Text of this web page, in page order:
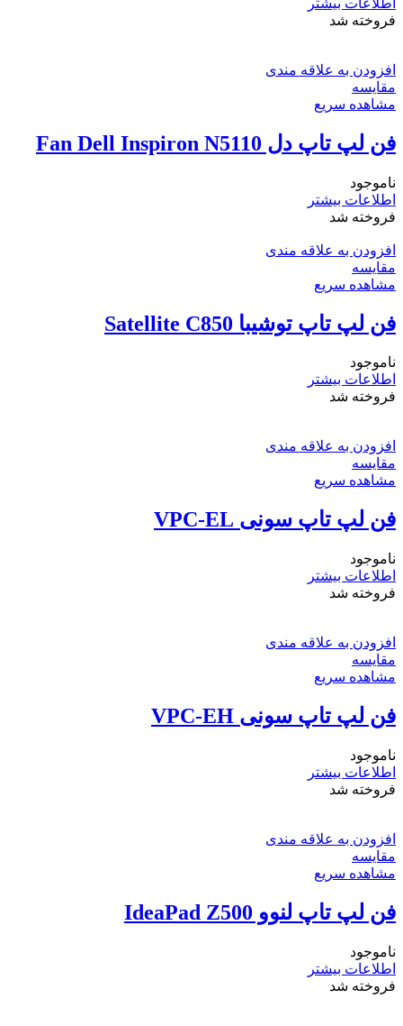
فروخته شد
افزودن به علاقه مندی
مقایسه
مشاهده سریع
فن لپ تاپ دل Fan Dell Inspiron N5110
ناموجود
اطلاعات بیشتر
فروخته شد
افزودن به علاقه مندی
مقایسه
مشاهده سریع
فن لپ تاپ توشیبا Satellite C850
ناموجود
اطلاعات بیشتر
فروخته شد
افزودن به علاقه مندی
مقایسه
مشاهده سریع
فن لپ تاپ سونی VPC-EL
ناموجود
اطلاعات بیشتر
فروخته شد
افزودن به علاقه مندی
مقایسه
مشاهده سریع
فن لپ تاپ سونی VPC-EH
ناموجود
اطلاعات بیشتر
فروخته شد
افزودن به علاقه مندی
مقایسه
مشاهده سریع
فن لپ تاپ لنوو IdeaPad Z500
ناموجود
اطلاعات بیشتر
فروخته شد